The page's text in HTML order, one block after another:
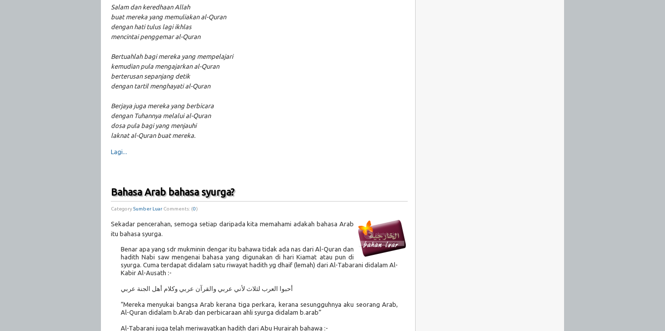
Salam dan keredhaan Allah
buat mereka yang memuliakan al-Quran
dengan hati tulus lagi ikhlas
mencintai penggemar al-Quran
Bertuahlah bagi mereka yang mempelajari
kemudian pula mengajarkan al-Quran
berterusan sepanjang detik
dengan tartil menghayati al-Quran
Berjaya juga mereka yang berbicara
dengan Tuhannya melalui al-Quran
dosa pula bagi yang menjauhi
laknat al-Quran buat mereka.
Lagi...
Bahasa Arab bahasa syurga?
CategorySumber Luar Comments: (0)
Sekadar pencerahan, semoga setiap daripada kita memahami adakah bahasa Arab
itu bahasa syurga.
Benar apa yang sdr mukminin dengar itu bahawa tidak ada nas dari Al-Quran dan
hadith Nabi saw mengenai bahasa yang digunakan di hari Kiamat atau pun di
syurga. Cuma terdapat didalam satu riwayat hadith yg dhaif (lemah) dari Al-Tabarani didalam Al-
Kabir Al-Ausath :-
أحبوا العرب لثلاث لأني عربي والقرآن عربي وكلام أهل الجنة عربي
“Mereka menyukai bangsa Arab kerana tiga perkara, kerana sesungguhnya aku seorang Arab,
Al-Quran didalam b.Arab dan perbicaraan ahli syurga didalam b.arab”
Al-Tabarani juga telah meriwayatkan hadith dari Abu Hurairah bahawa :-